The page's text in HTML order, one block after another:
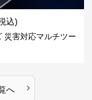
込)
災害対応マルチツー
へ ›